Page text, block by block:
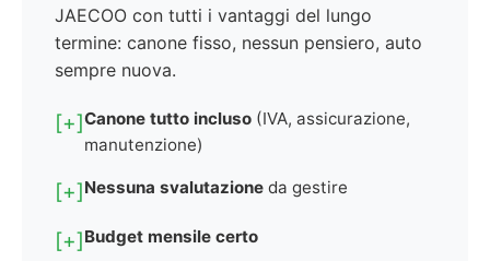
JAECOO con tutti i vantaggi del lungo
termine: canone fisso, nessun pensiero, auto
sempre nuova.
[+]Canone tutto incluso (IVA, assicurazione,
manutenzione)
[+]Nessuna svalutazione da gestire
[+]Budget mensile certo